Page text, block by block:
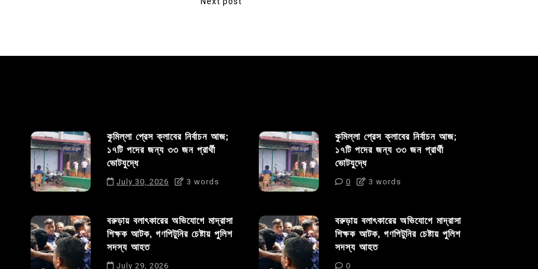
কুমিল্লা প্রেস ক্লাবের নির্বাচন আজ;
১৭টি পদের জন্য ৩৩ জন প্রার্থী
ভোটযুদ্ধে
July 30, 2026 3 words
বরুড়ায় বলাৎকারের অভিযোগে মাদ্রাসা
শিক্ষক আটক, গণপিটুনির চেষ্টায় পুলিশ
সদস্য আহত
July 29, 2026
কুমিল্লা প্রেস ক্লাবের নির্বাচন আজ;
১৭টি পদের জন্য ৩৩ জন প্রার্থী
ভোটযুদ্ধে
0 3 words
বরুড়ায় বলাৎকারের অভিযোগে মাদ্রাসা
শিক্ষক আটক, গণপিটুনির চেষ্টায় পুলিশ
সদস্য আহত
0